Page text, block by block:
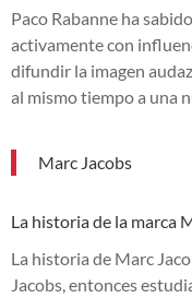
Paco Rabanne ha
activamente con
difundir la imagen
al mismo tiempo a una
Marc Jacobs
La historia de la marca
La historia de Marc
Jacobs, entonces